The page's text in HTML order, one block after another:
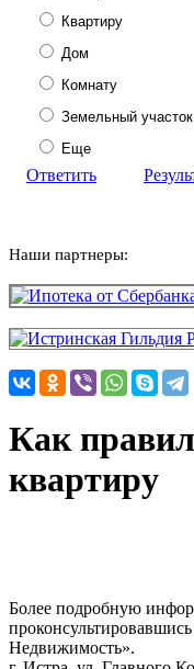
Квартиру
Дом
Комнату
Земельный участок
Еще
Ответить
Наши партнеры:
Как
квартиру
Более подробную
Недвижимость».